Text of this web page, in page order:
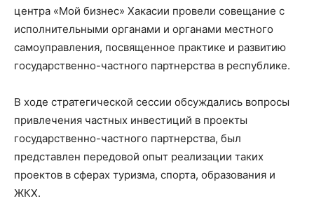
центра «Мой бизнес» Хакасии провели совещание с
исполнительными органами и органами местного
самоуправления, посвященное практике и развитию
государственно-частного партнерства в республике.
В ходе стратегической сессии обсуждались вопросы
привлечения частных инвестиций в проекты
государственно-частного партнерства, был
представлен передовой опыт реализации таких
проектов в сферах туризма, спорта, образования и
ЖКХ.